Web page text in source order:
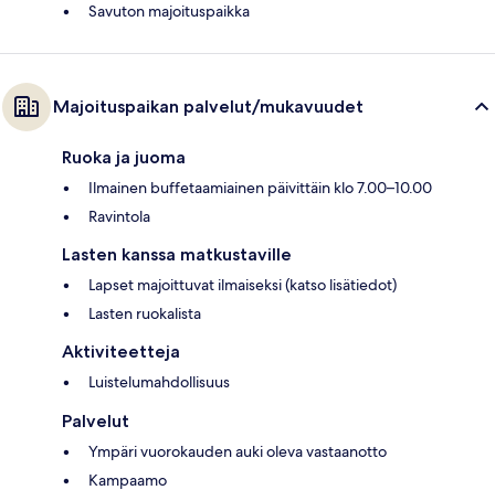
Savuton majoituspaikka
Majoituspaikan palvelut/mukavuudet
Ruoka ja juoma
Ilmainen buffetaamiainen päivittäin klo 7.00–10.00
Ravintola
Lasten kanssa matkustaville
Lapset majoittuvat ilmaiseksi (katso lisätiedot)
Lasten ruokalista
Aktiviteetteja
Luistelumahdollisuus
Palvelut
Ympäri vuorokauden auki oleva vastaanotto
Kampaamo